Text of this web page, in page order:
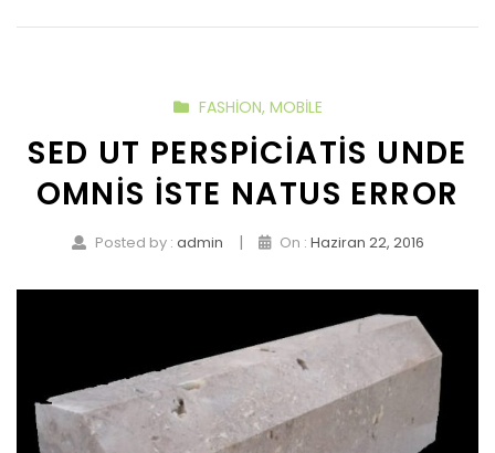
FASHION, MOBILE
SED UT PERSPICIATIS UNDE
OMNIS ISTE NATUS ERROR
Posted by : admin | On : Haziran 22, 2016